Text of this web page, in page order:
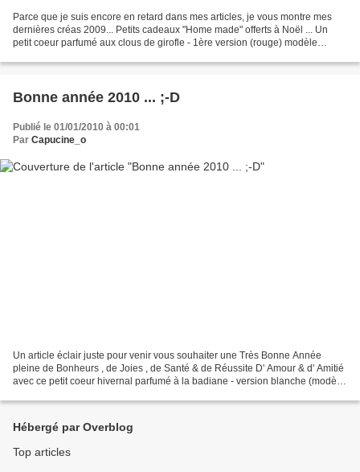
Parce que je suis encore en retard dans mes articles, je vous montre mes
dernières créas 2009... Petits cadeaux "Home made" offerts à Noël ... Un
petit coeur parfumé aux clous de girofle - 1ère version (rouge) modèle
Bonne année 2010 ... ;-D
Publié le 01/01/2010 à 00:01
Par Capucine_o
Un article éclair juste pour venir vous souhaiter une Très Bonne Année
pleine de Bonheurs , de Joies , de Santé & de Réussite D' Amour & d' Amitié
avec ce petit coeur hivernal parfumé à la badiane - version blanche (modèle
Hébergé par Overblog
Top articles